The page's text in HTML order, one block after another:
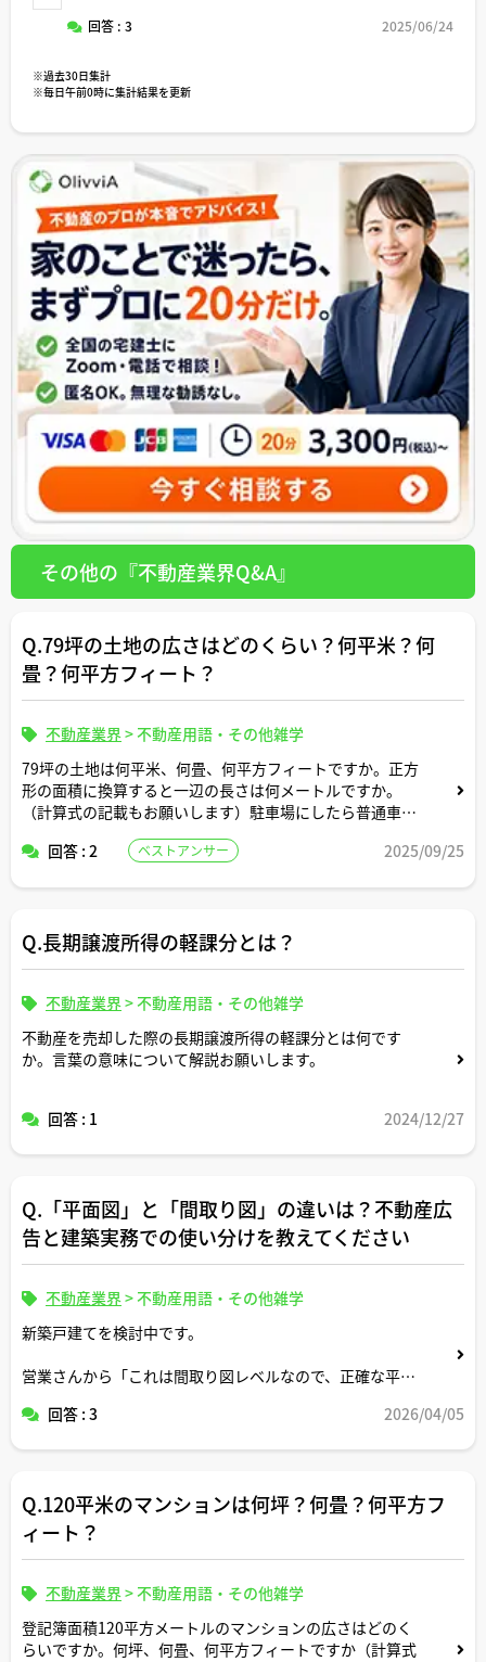
回答 : 3 2025/06/24
※過去30日集計
※毎日午前0時に集計結果を更新
その他の『不動産業界Q&A』
Q.79坪の土地の広さはどのくらい？何平米？何
畳？何平方フィート？
不動産業界>不動産用語・その他雑学
79坪の土地は何平米、何畳、何平方フィートですか。正方
形の面積に換算すると一辺の長さは何メートルですか。
（計算式の記載もお願いします）駐車場にしたら普通車約
回答 : 2
ベストアンサー 2025/09/25
Q.長期譲渡所得の軽課分とは？
不動産業界>不動産用語・その他雑学
不動産を売却した際の長期譲渡所得の軽課分とは何です
か。言葉の意味について解説お願いします。
回答 : 1 2024/12/27
Q.「平面図」と「間取り図」の違いは？不動産広
告と建築実務での使い分けを教えてください
不動産業界>不動産用語・その他雑学
新築戸建てを検討中です。
営業さんから「これは間取り図レベルなので、正確な平面
り図」の違いがいまいち分かっていません。
教えていただけますでしょうか。
回答 : 3 2026/04/05
Q.120平米のマンションは何坪？何畳？何平方フ
ィート？
不動産業界>不動産用語・その他雑学
登記簿面積120平方メートルのマンションの広さはどのく
らいですか。何坪、何畳、何平方フィートですか（計算式